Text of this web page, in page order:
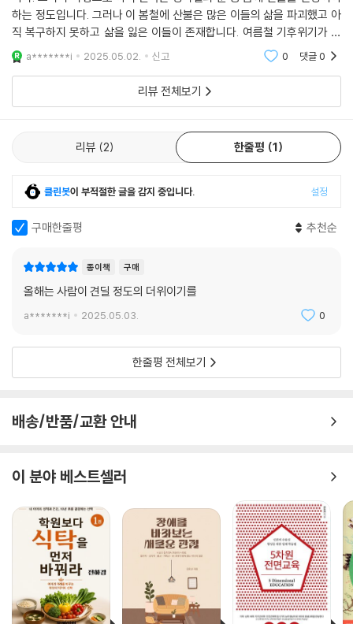
2016년 5월의 어느 화창한 오후, 캐나다 앨버타주 포트맥머리 인근 임야
에서 작은 불길이 피어올랐다. 포트맥머리 사람들은 숲에서 화재가 일어났
음을 알 수 있는 연기기둥을 발견했지만, 해마다 이맘때쯤이면 반복되는
익숙한 풍경이라 크게 개의치 않고 모두들 자신의 일상을 이어갔다. 한편,
시 당국은 실시간으로 화재 면적이 엄청난 속도로 늘어나는 걸 확인했음에
공원에 가도 됩니다만, 현 상황이 심각하다는 사실을 염두에 두십시오”)만
을 강조했다. 위급 상황에서 리더의 통찰력과 상상력이 얼마나 중요한지를
결과적으로 이 화재는 2016년 5월에 시작해 15개월이 지난 이듬해 8월이
되어서야 완전히 진압되었다는 발표가 나왔다. 현대에 발생한 모든 화재를
으며, 기존에 우리가 알던 불의 발생, 이동 방식, 진행 양상과는 완전히 다
른 화재로 기록되었다. 너무나 아이러니한 것은, 한 세기에 걸쳐 사람들을
포트맥머리라는 지역으로 모여들게 만든 연소 에너지(석유)가 그 도시에
가 그날 불을 더욱 폭발력 있게 만든 연료 중 하나는 인간의 욕망이 응축된
공간이기도 한 집(주택)이었다. 화재 상황에서 집이라는 건축물은 재산도
일이 흔하다. 게다가 이렇게 표현하면 이상하게 들리겠지만, 현대인 대다
수는 머리부터 발끝까지 석유에서 나온 고인화성 물질을 두르고 하루를 시
작한다. _225~226쪽
최소 9만여 명이 대피하고, 구조물 2,500여 채, 산림 2,590제곱킬로미터
가 불탄 포트맥머리 화재를 추적하다 보면, 최근 들어 빈번하게 발생하는
모든 대형 화재와도 결코 무관하지 않음을 통감하게 된다. 『파이어 웨더』
는 석유산업과 인간의 욕망을 둘러싼 역사, 정치, 경제를 심층 분석한 생태
하는 정도입니다. 그러나 이 봄철에 산불은 많은 이들의 삶을 파괴했고 아
직 복구하지 못하고 삶을 잃은 이들이 존재합니다. 여름철 기후위기가 더
위로 가장 체감되는 때 이책을 읽으면서 미래를 생각해봅시다.
a*******i 2025.05.02. 신고 0 댓글0
리뷰 전체보기
리뷰 2 한줄평 1
클린봇이 부적절한 글을 감지 중입니다. 설정
구매한줄평 추천순
종이책 구매
올해는 사람이 견딜 정도의 더위이기를
a*******i 2025.05.03. 0
한줄평 전체보기
배송/반품/교환 안내
이 분야 베스트셀러